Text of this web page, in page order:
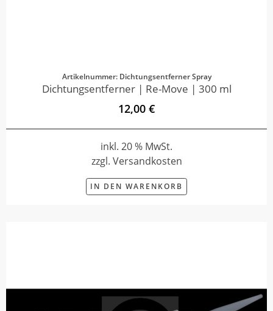
Artikelnummer: Dichtungsentferner Spray
Dichtungsentferner | Re-Move | 300 ml
12,00 €
inkl. 20 % MwSt.
zzgl. Versandkosten
IN DEN WARENKORB